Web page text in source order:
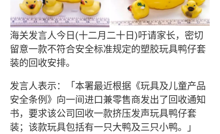
海关发言人今日(十二月二十日)吁请家长，密切
留意一款不符合安全标准规定的塑胶玩具鸭仔套
装的回收安排。
发言人表示：「本署最近根据《玩具及儿童产品
安全条例》向一间进口兼零售商发出了回收通知
书，要求该公司回收一款挤压发声玩具鸭仔套
装；该款玩具包括有一只大鸭及三只小鸭。」